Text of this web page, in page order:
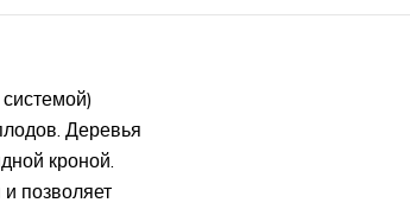
Деревья
кроной.
позволяет